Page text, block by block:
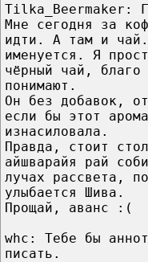
Tilka_Beermaker:
Мне сегодня за
идти. А там и
именуется. Я
чёрный чай, благо
понимают.
Он без добавок,
если бы этот
изнасиловала.
Правда, стоит
айшварайя рай
лучах рассвета,
улыбается Шива.
Прощай, аванс :(
whc: Тебе бы
писать.